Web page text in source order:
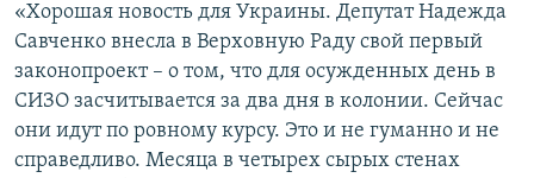
«Хорошая новость для Украины. Депутат Надежда
Савченко внесла в Верховную Раду свой первый
законопроект – о том, что для осужденных день в
СИЗО засчитывается за два дня в колонии. Сейчас
они идут по ровному курсу. Это и не гуманно и не
справедливо. Месяца в четырех сырых стенах